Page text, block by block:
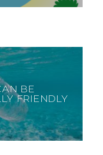
BE
FRIENDLY